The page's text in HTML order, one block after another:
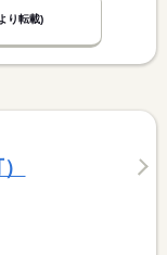
り転載)